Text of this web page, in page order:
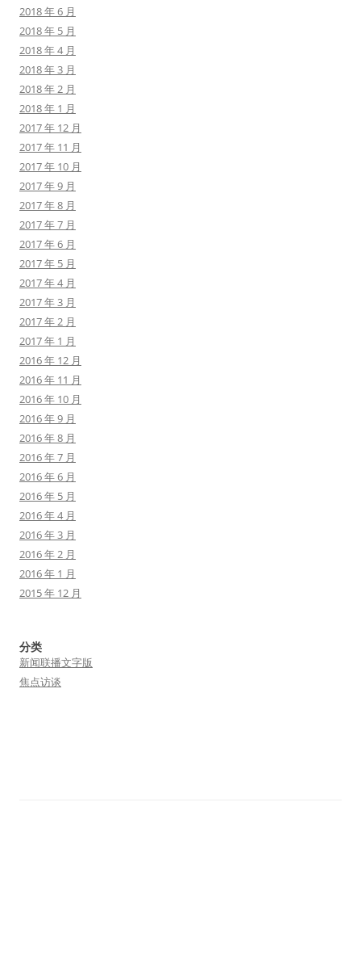
2018 年 6 月
2018 年 5 月
2018 年 4 月
2018 年 3 月
2018 年 2 月
2018 年 1 月
2017 年 12 月
2017 年 11 月
2017 年 10 月
2017 年 9 月
2017 年 8 月
2017 年 7 月
2017 年 6 月
2017 年 5 月
2017 年 4 月
2017 年 3 月
2017 年 2 月
2017 年 1 月
2016 年 12 月
2016 年 11 月
2016 年 10 月
2016 年 9 月
2016 年 8 月
2016 年 7 月
2016 年 6 月
2016 年 5 月
2016 年 4 月
2016 年 3 月
2016 年 2 月
2016 年 1 月
2015 年 12 月
分类
新闻联播文字版
焦点访谈